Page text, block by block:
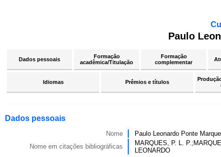
Paulo
Dados pessoais
Formação
acadêmica/Titulação
Formação
complementar
Idiomas Prêmios e títulos
Dados pessoais
Nome
Paulo Leonardo Ponte
Nome em citações bibliográficas
MARQUES, P. L.
LEONARDO